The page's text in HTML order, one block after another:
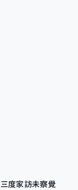
三度家訪未察覺